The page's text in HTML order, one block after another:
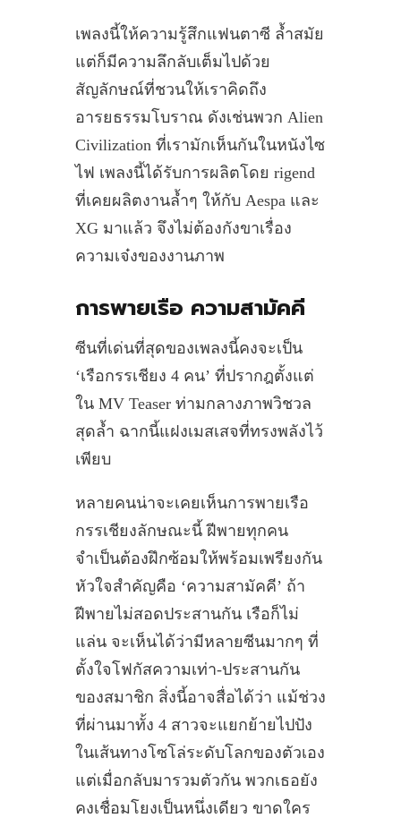
เพลงนี้ให้ความรู้สึกแฟนตาซี ล้ำสมัย
แต่ก็มีความลึกลับเต็มไปด้วย
สัญลักษณ์ที่ชวนให้เราคิดถึง
อารยธรรมโบราณ ดังเช่นพวก Alien
Civilization ที่เรามักเห็นกันในหนังไซ
ไฟ เพลงนี้ได้รับการผลิตโดย rigend
ที่เคยผลิตงานล้ำๆ ให้กับ Aespa และ
XG มาแล้ว จึงไม่ต้องกังขาเรื่อง
ความเจ๋งของงานภาพ
การพายเรือ ความสามัคคี
ซีนที่เด่นที่สุดของเพลงนี้คงจะเป็น
‘เรือกรรเชียง 4 คน’ ที่ปรากฎตั้งแต่
ใน MV Teaser ท่ามกลางภาพวิชวล
สุดล้ำ ฉากนี้แฝงเมสเสจที่ทรงพลังไว้
เพียบ
หลายคนน่าจะเคยเห็นการพายเรือ
กรรเชียงลักษณะนี้ ฝีพายทุกคน
จำเป็นต้องฝึกซ้อมให้พร้อมเพรียงกัน
หัวใจสำคัญคือ ‘ความสามัคคี’ ถ้า
ฝีพายไม่สอดประสานกัน เรือก็ไม่
แล่น จะเห็นได้ว่ามีหลายซีนมากๆ ที่
ตั้งใจโฟกัสความเท่า-ประสานกัน
ของสมาชิก สิ่งนี้อาจสื่อได้ว่า แม้ช่วง
ที่ผ่านมาทั้ง 4 สาวจะแยกย้ายไปปัง
ในเส้นทางโซโล่ระดับโลกของตัวเอง
แต่เมื่อกลับมารวมตัวกัน พวกเธอยัง
คงเชื่อมโยงเป็นหนึ่งเดียว ขาดใคร